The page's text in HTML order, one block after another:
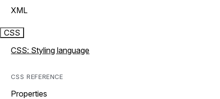
XML
CSS
CSS: Styling language
CSS REFERENCE
Properties